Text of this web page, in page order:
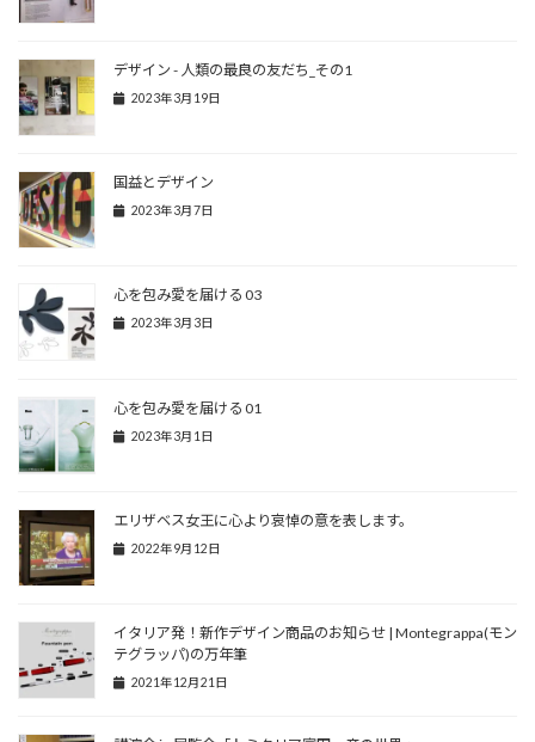
デザイン - 人類の最良の友だち_その1
2023年3月19日
国益とデザイン
2023年3月7日
心を包み愛を届ける 03
2023年3月3日
心を包み愛を届ける 01
2023年3月1日
エリザベス女王に心より哀悼の意を表します。
2022年9月12日
イタリア発！新作デザイン商品のお知らせ | Montegrappa(モン
テグラッパ)の万年筆
2021年12月21日